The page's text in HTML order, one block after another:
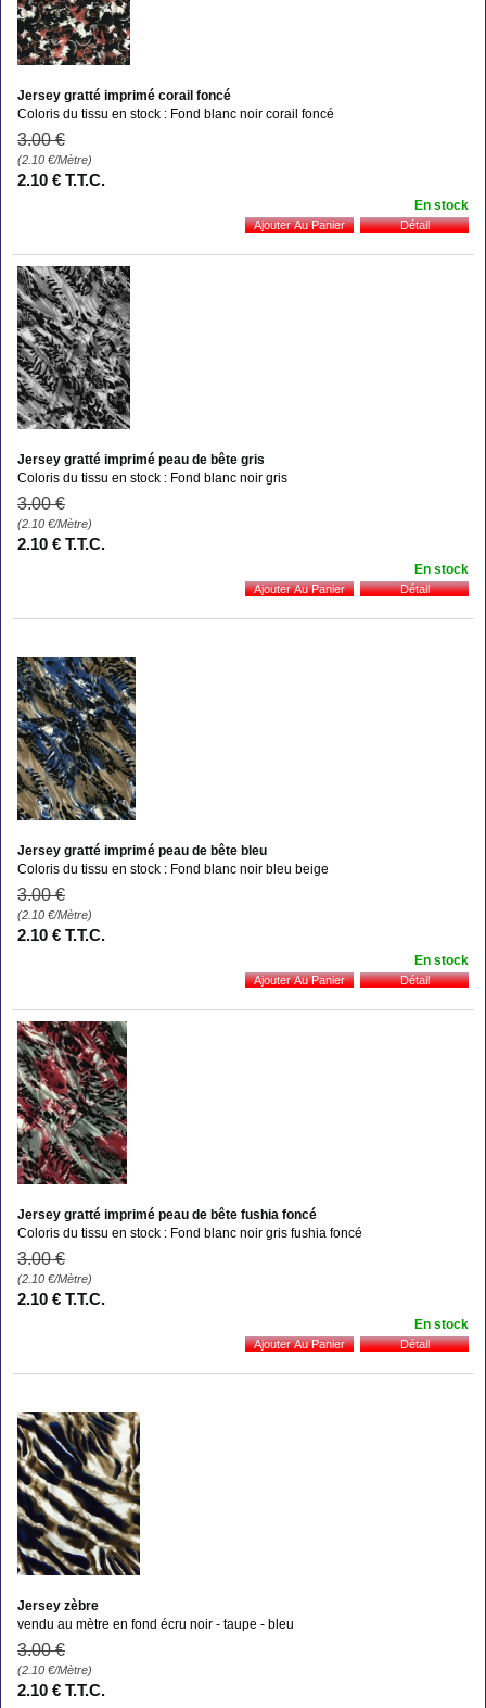
Jersey gratté imprimé corail foncé
Coloris du tissu en stock : Fond blanc noir corail foncé
3.00 €
(2.10 €/Mètre)
2.10 € T.T.C.
En stock
Jersey gratté imprimé peau de bête gris
Coloris du tissu en stock : Fond blanc noir gris
3.00 €
(2.10 €/Mètre)
2.10 € T.T.C.
En stock
Jersey gratté imprimé peau de bête bleu
Coloris du tissu en stock : Fond blanc noir bleu beige
3.00 €
(2.10 €/Mètre)
2.10 € T.T.C.
En stock
Jersey gratté imprimé peau de bête fushia foncé
Coloris du tissu en stock : Fond blanc noir gris fushia foncé
3.00 €
(2.10 €/Mètre)
2.10 € T.T.C.
En stock
Jersey zèbre
vendu au mètre en fond écru noir - taupe - bleu
3.00 €
(2.10 €/Mètre)
2.10 € T.T.C.